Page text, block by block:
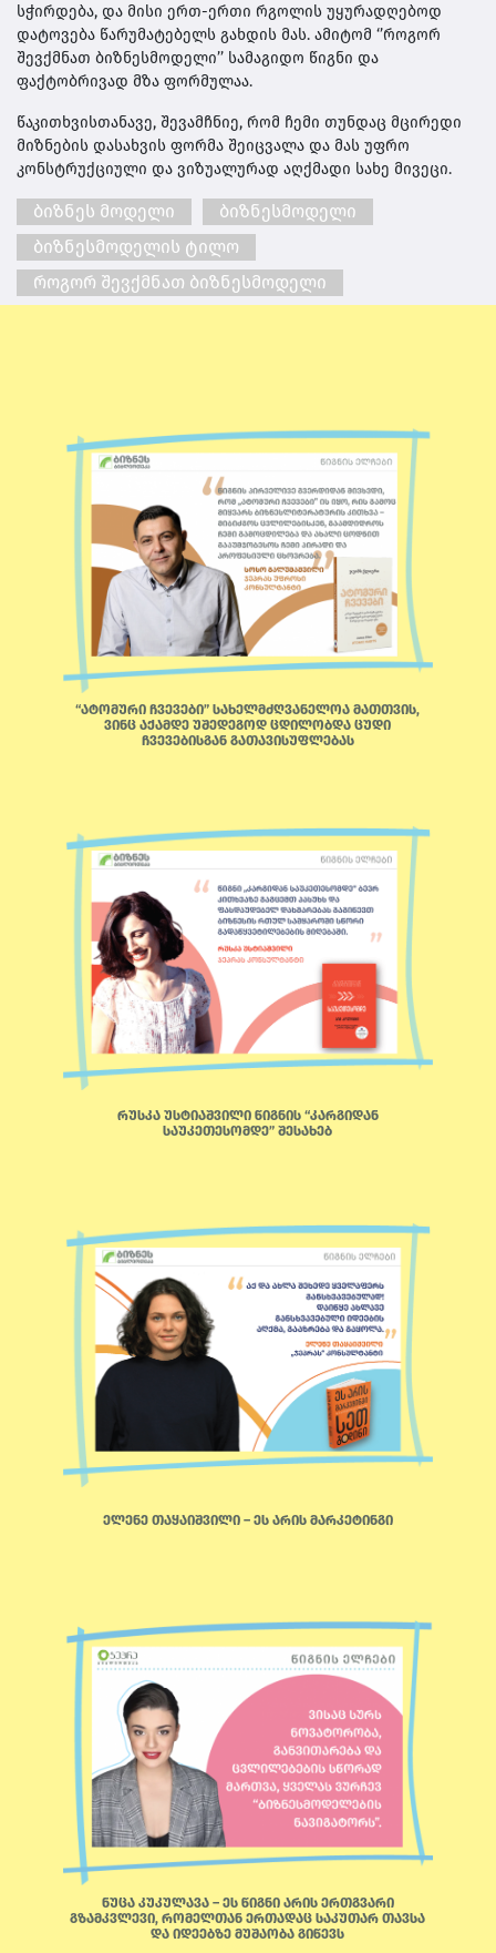
სჭირდება, და მისი ერთ-ერთი რგოლის უყურადღებოდ
დატოვება წარუმატებელს გახდის მას. ამიტომ ‘’როგორ
შევქმნათ ბიზნესმოდელი’’ სამაგიდო წიგნი და
ფაქტობრივად მზა ფორმულაა.
წაკითხვისთანავე, შევამჩნიე, რომ ჩემი თუნდაც მცირედი
მიზნების დასახვის ფორმა შეიცვალა და მას უფრო
კონსტრუქციული და ვიზუალურად აღქმადი სახე მივეცი.
ბიზნეს მოდელი
ბიზნესმოდელი
ბიზნესმოდელის ტილო
როგორ შევქმნათ ბიზნესმოდელი
“ატომური ჩვევები” სახელმძღვანელოა მათთვის,
ვინც აქამდე უშედეგოდ ცდილობდა ცუდი
ჩვევებისგან გათავისუფლებას
რუსკა უსტიაშვილი წიგნის “კარგიდან
საუკეთესომდე” შესახებ
ელენე თაყაიშვილი – ეს არის მარკეტინგი
ნუცა კუკულავა – ეს წიგნი არის ერთგვარი
გზამკვლევი, რომელთან ერთადაც საკუთარ თავსა
და იდეებზე მუშაობა გიწევს